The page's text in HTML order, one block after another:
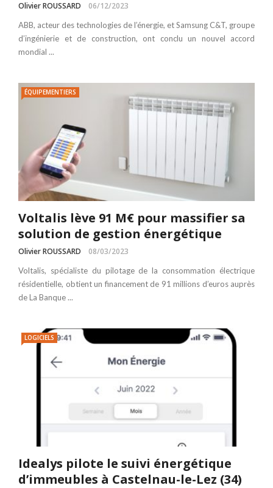
Olivier ROUSSARD 06/12/2023
ABB, acteur des technologies de l’énergie, et Samsung C&T, groupe
d’ingénierie et de construction, ont conclu un nouvel accord
mondial ...
ÉQUIPEMENTIERS
Voltalis lève 91 M€ pour massifier sa
solution de gestion énergétique
Olivier ROUSSARD 08/03/2023
Voltalis, spécialiste du pilotage de la consommation électrique
résidentielle, obtient un financement de 91 millions d’euros auprès
de La Banque ...
LOGICIELS
Idealys pilote le suivi énergétique
d’immeubles à Castelnau-le-Lez (34)